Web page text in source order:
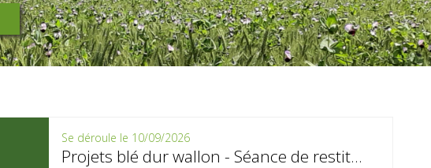
Se déroule le 10/09/2026
Projets blé dur wallon - Séance de restitution des résultats